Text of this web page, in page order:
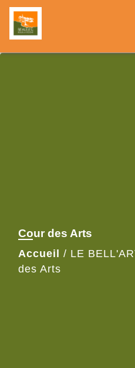
Cour des Arts
Accueil / LE
des Arts